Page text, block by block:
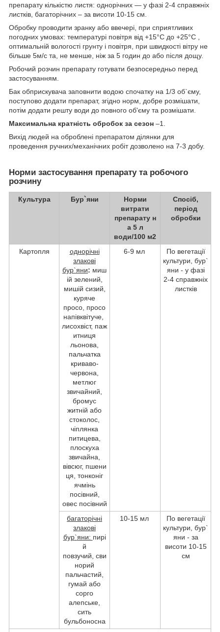
препарату кількістю листя: однорічних — у фазі 2-4 справжніх
листків, багаторічних – за висоти 10-15 см.
Обробку проводити зранку або ввечері, при сприятливих
погодних умовах: температурі повітря від +15°С до +25°С ,
оптимальній вологості грунту і повітря, при швидкості вітру не
більше 5м/с та, не менше, ніж за 5 годин до або після дощу.
Робочий розчин препарату готувати безпосередньо перед
застосуванням.
Бак обприскувача заповнити водою спочатку на 1/3 об`єму,
поступово додати препарат, згідно норм, добре розмішати,
потім додати решту води до повного об'єму та розмішати.
Максимальна кратність обробок за сезон –1.
Вихід людей на оброблені препаратом ділянки для
проведення ручних/механічних робіт дозволено на 7-3 добу.
Норми застосування препарату та робочого
розчину
Культура Бур`яни
Норми
витрати
препарату н
а 5 л
води/100 м2
Спосіб,
період
обробки
Картопля
однорічні
злакові
бур`яни: миш
ій зелений,
мишій сизий,
куряче
просо, просо
напівквітуче,
лисохвіст, паж
итниця
льонова,
пальчатка
криваво-
червона,
метлюг
звичайний,
бромус
житній або
стоколос,
чіплянка
питицева,
плоскуха
звичайна,
вівсюг, пшени
ця, тонконіг
ячмінь
посівний,
овес посівний
6-9 мл
По вегетації
культури, бур`
яни - у фазі
2-4 справжніх
листків
багаторічні
злакові
бур`яни: пирі
й
повзучий, сви
норий
пальчастий,
гумай або
сорго
алепське,
сить
бульбоносна
10-15 мл
По вегетації
культури, бур`
яни - за
висоти 10-15
см